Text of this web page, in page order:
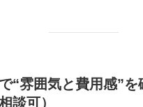
“雰囲気と費用感”を
談可）